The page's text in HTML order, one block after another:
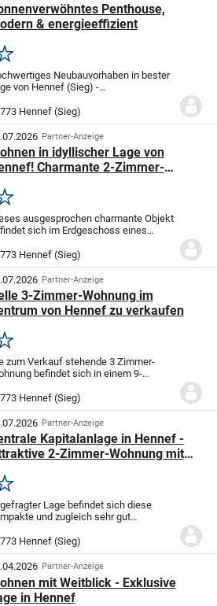
Penthouse,
& energieeffizient
Merken
Neubauvorhaben in bester
von Hennef (Sieg) -
in Hennef entsteht ein
Neubauensemble, das zeitlose
moderne Bauweise...
Hennef (Sieg)
Partner-Anzeige
in idyllischer Lage von
Charmante 2-Zimmer-
Merken
ausgesprochen charmante Objekt
sich im Erdgeschoss eines
dem Jahr 1996. Neben der
Lage in Hennef, begeistert
allem das...
Hennef (Sieg)
Partner-Anzeige
3-Zimmer-Wohnung im
von Hennef zu verkaufen
Merken
zum Verkauf stehende 3 Zimmer-
befindet sich in einem 9-
Wohnfläche von ca. 85,00 m². Die
ist aktuell nicht vermietet und
von daher...
Hennef (Sieg)
Partner-Anzeige
Kapitalanlage in Hennef -
2-Zimmer-Wohnung mit
Merken
Lage befindet sich diese
und zugleich sehr gut
in ein gepflegtes
mit hoher Nachfrage. Die
umfasst 4 Wohnkomplexe...
Hennef (Sieg)
Partner-Anzeige
mit Weitblick - Exklusive
in Hennef